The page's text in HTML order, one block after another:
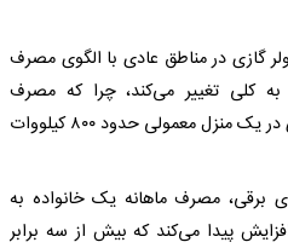
گازی در مناطق عادی با الگوی مصرف
به کلی تغییر می‌کند، چرا که مصرف
سرمایشی تنها یک دستگاه کولر گازی در یک منزل معمولی حدود ۸۰۰ کیلووات
برقی، مصرف ماهانه یک خانواده به
ساعت افزایش پیدا می‌کند که بیش از سه برابر